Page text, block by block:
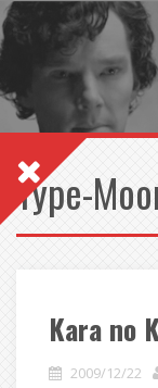
Type-
Kara no
2009/12/22